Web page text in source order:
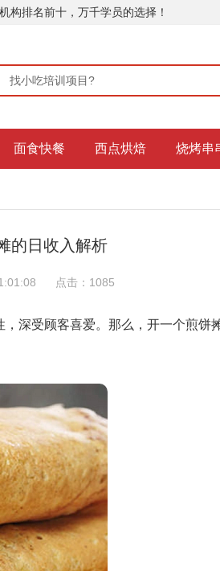
构排名前十，万千学员的选择！
面食快餐 西点烘焙 烧烤串
的日收入解析
点击： 1085
深受顾客喜爱。那么，开一个煎饼